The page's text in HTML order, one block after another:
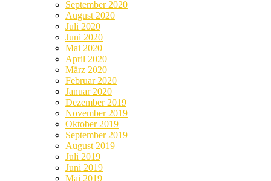
September 2020
August 2020
Juli 2020
Juni 2020
Mai 2020
April 2020
März 2020
Februar 2020
Januar 2020
Dezember 2019
November 2019
Oktober 2019
September 2019
August 2019
Juli 2019
Juni 2019
Mai 2019